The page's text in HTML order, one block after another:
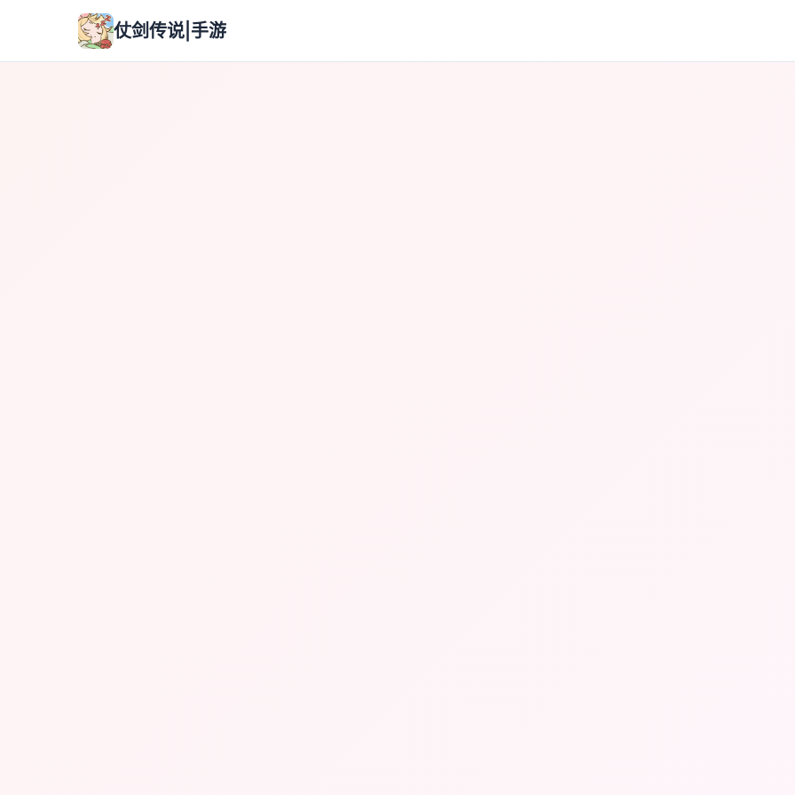
仗剑传说|手游